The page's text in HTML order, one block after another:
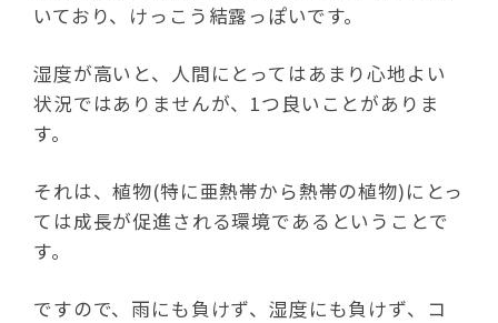
いており、けっこう結露っぽいです。
湿度が高いと、人間にとってはあまり心地よい
状況ではありませんが、1つ良いことがありま
す。
それは、植物(特に亜熱帯から熱帯の植物)にとっ
ては成長が促進される環境であるということで
す。
ですので、雨にも負けず、湿度にも負けず、コ